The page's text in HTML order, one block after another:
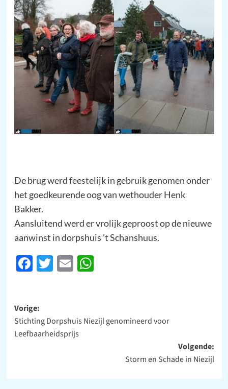
De brug werd feestelijk in gebruik genomen onder
het goedkeurende oog van wethouder Henk
Bakker.
Aansluitend werd er vrolijk geproost op de nieuwe
aanwinst in dorpshuis ’t Schanshuus.
Facebook
Twitter
EmailWhatsApp
Bericht
navigatie
Vorige:
Stichting Dorpshuis Niezijl genomineerd voor
Leefbaarheidsprijs
Volgende:
Storm en Schade in Niezijl